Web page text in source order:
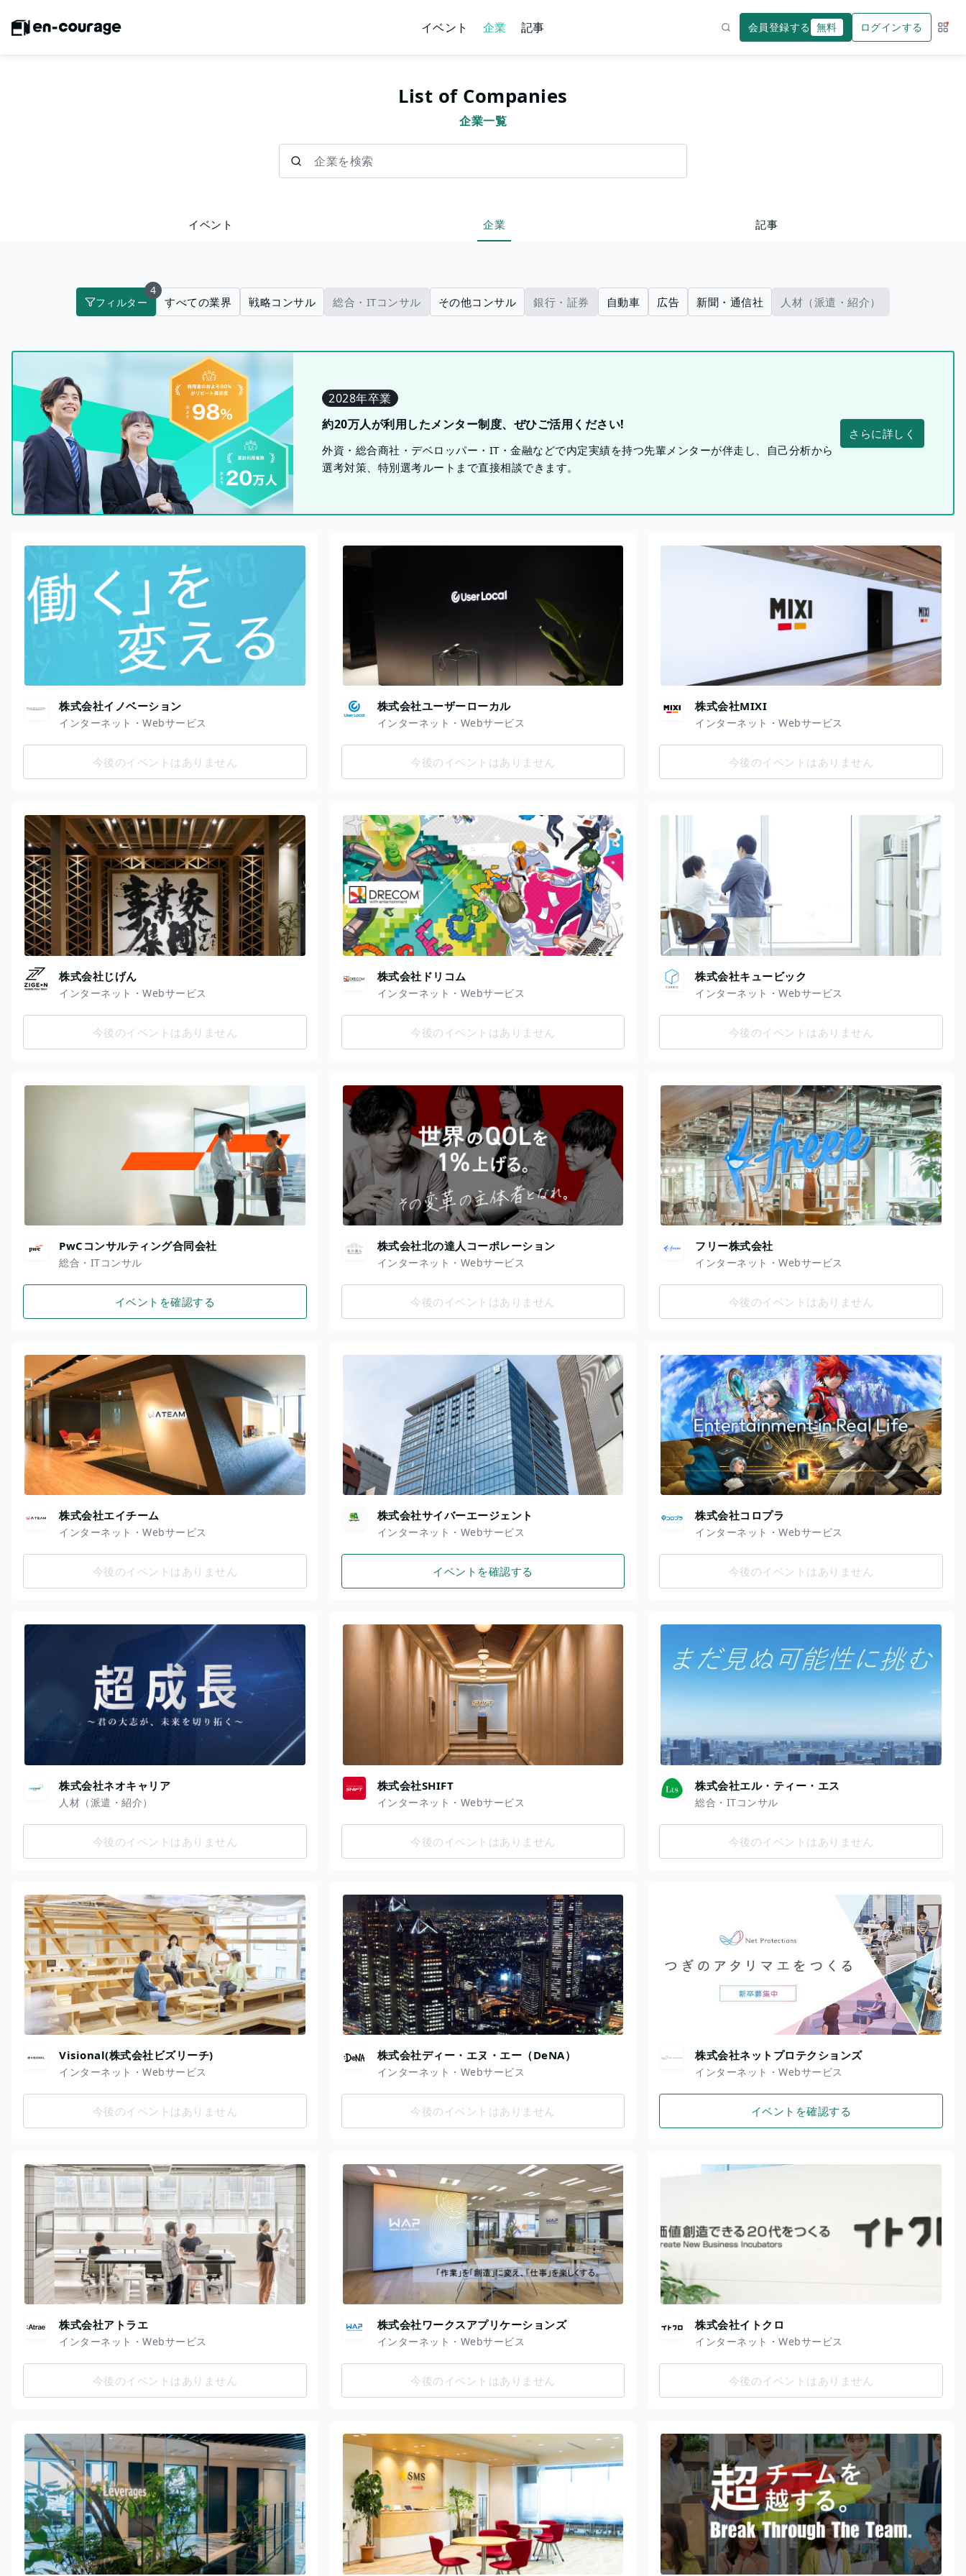
イベント 企業 記事 会員登録する 無料 ログインする サー
List of Companies
企業一覧
イベント 企業 記事
フィルター
4
すべての業界 戦略コンサル 総合・ITコンサル その他コンサル 銀行・証券 自動車 広告 新聞・通信社 人材（派遣・紹介）
2028年卒業
約20万人が利用したメンター制度、ぜひご活用ください!
外資・総合商社・デベロッパー・IT・金融などで内定実績を持つ先輩メンターが伴走し、自己分析から
選考対策、特別選考ルートまで直接相談できます。
さらに詳しく
株式会社イノベーション
インターネット・Webサービス
今後のイベントはありません
株式会社ユーザーローカル
インターネット・Webサービス
今後のイベントはありません
株式会社MIXI
インターネット・Webサービス
今後のイベントはありません
株式会社じげん
インターネット・Webサービス
今後のイベントはありません
株式会社ドリコム
インターネット・Webサービス
今後のイベントはありません
株式会社キュービック
インターネット・Webサービス
今後のイベントはありません
PwCコンサルティング合同会社
総合・ITコンサル
イベントを確認する
株式会社北の達人コーポレーション
インターネット・Webサービス
今後のイベントはありません
フリー株式会社
インターネット・Webサービス
今後のイベントはありません
株式会社エイチーム
インターネット・Webサービス
今後のイベントはありません
株式会社サイバーエージェント
インターネット・Webサービス
イベントを確認する
株式会社コロプラ
インターネット・Webサービス
今後のイベントはありません
株式会社ネオキャリア
人材（派遣・紹介）
今後のイベントはありません
株式会社SHIFT
インターネット・Webサービス
今後のイベントはありません
株式会社エル・ティー・エス
総合・ITコンサル
今後のイベントはありません
Visional(株式会社ビズリーチ)
インターネット・Webサービス
今後のイベントはありません
株式会社ディー・エヌ・エー（DeNA）
インターネット・Webサービス
今後のイベントはありません
株式会社ネットプロテクションズ
インターネット・Webサービス
イベントを確認する
株式会社アトラエ
インターネット・Webサービス
今後のイベントはありません
株式会社ワークスアプリケーションズ
インターネット・Webサービス
今後のイベントはありません
株式会社イトクロ
インターネット・Webサービス
今後のイベントはありません